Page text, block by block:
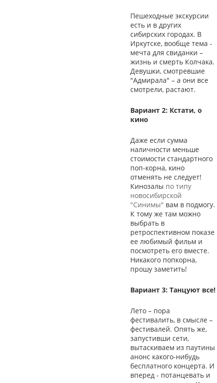
Пешеходные экскурсии
есть и в других
сибирских городах. В
Иркутске, вообще тема -
мечта для свиданки –
жизнь и смерть Колчака.
Девушки, смотревшие
"Адмирала" – а они все
смотрели, растают.
Вариант 2: Кстати, о
кино
Даже если сумма
наличности меньше
стоимости стандартного
поп-корна, кино
отменять не следует!
Кинозалы по типу
новосибирской
"Синимы" вам в подмогу.
К тому же там можно
выбрать в
ретроспективном показе
ее любимый фильм и
посмотреть его вместе.
Никакого попкорна,
прошу заметить!
Вариант 3: Танцуют все!
Лето – пора
фестивалить, в смысле –
фестивалей. Опять же,
запустивши сети,
вытаскиваем из паутины
анонс какого-нибудь
бесплатного концерта. И
вперед - потанцевать и